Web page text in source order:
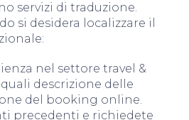
servizi di traduzione.
si desidera localizzare il
nel settore travel &
descrizione delle
del booking online.
precedenti e richiedete